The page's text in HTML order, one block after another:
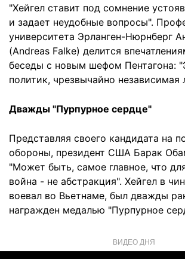
"Хейгел ставит под сомнение
и задает неудобные вопросы".
университета Эрланген-Нюрнберг
(Andreas Falke) делится
беседы с новым шефом Пентагона:
политик, чрезвычайно независимая
Дважды "Пурпурное сердце"
Представляя своего кандидата на
обороны, президент США Барак
"Может быть, самое главное, что
война - не абстракция". Хейгел в
воевал во Вьетнаме, был дважды
награжден медалью "Пурпурное
ВИДЕО ДНЯ